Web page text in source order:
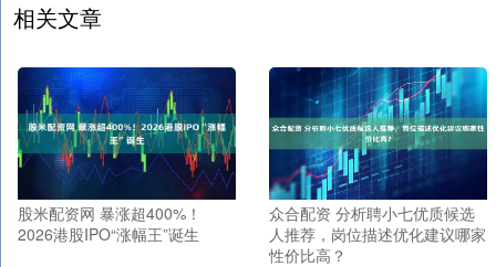
相关文章
股米配资网 暴涨超400%！
2026港股IPO“涨幅王”诞生
众合配资 分析聘小七优质候选
人推荐，岗位描述优化建议哪家
性价比高？